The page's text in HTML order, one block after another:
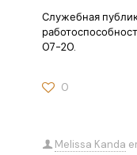
Служебная
07-20.
0
Melissa Kanda